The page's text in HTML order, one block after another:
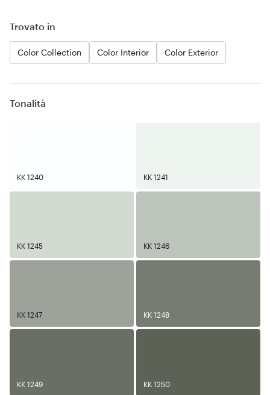
Trovato in
Color Collection Color Interior Color Exterior
Tonalità
KK 1240 KK 1241
KK 1245 KK 1246
KK 1247 KK 1248
KK 1249 KK 1250